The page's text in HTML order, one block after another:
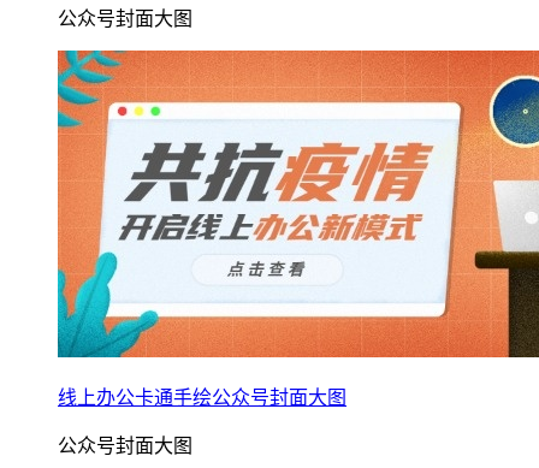
公众号封面大图
线上办公卡通手绘公众号封面大图
公众号封面大图